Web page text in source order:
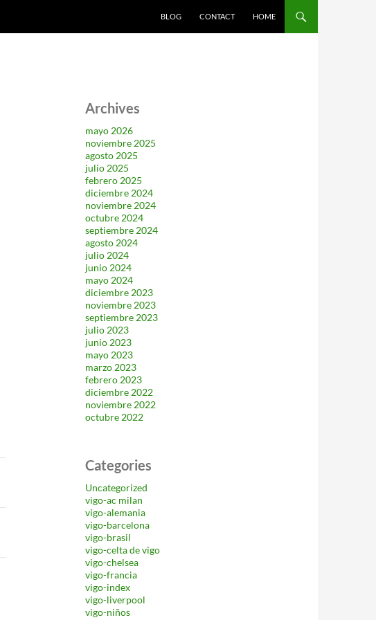
BLOG
CONTACT HOME
Archives
mayo 2026
noviembre 2025
agosto 2025
julio 2025
febrero 2025
diciembre 2024
noviembre 2024
octubre 2024
septiembre 2024
agosto 2024
julio 2024
junio 2024
mayo 2024
diciembre 2023
noviembre 2023
septiembre 2023
julio 2023
junio 2023
mayo 2023
marzo 2023
febrero 2023
diciembre 2022
noviembre 2022
octubre 2022
Categories
Uncategorized
vigo-ac milan
vigo-alemania
vigo-barcelona
vigo-brasil
vigo-celta de vigo
vigo-chelsea
vigo-francia
vigo-index
vigo-liverpool
vigo-niños